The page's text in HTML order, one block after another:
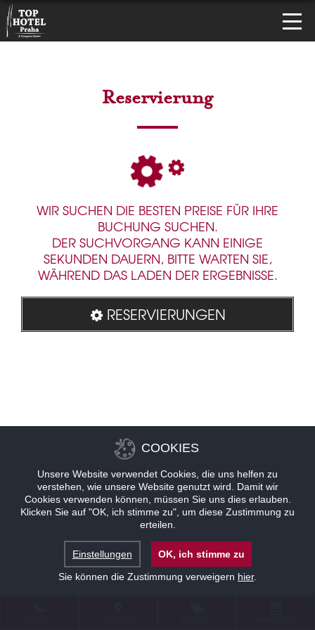
Reservierung
WIR SUCHEN DIE BESTEN PREISE FÜR IHRE
BUCHUNG SUCHEN.
DER SUCHVORGANG KANN EINIGE
SEKUNDEN DAUERN, BITTE WARTEN SIE,
WÄHREND DAS LADEN DER ERGEBNISSE.
RESERVIERUNGEN
COOKIES
Unsere Website verwendet Cookies, die uns helfen zu
verstehen, wie unsere Website genutzt wird. Damit wir
Cookies verwenden können, müssen Sie uns dies erlauben.
Klicken Sie auf "OK, ich stimme zu", um diese Zustimmung zu
erteilen.
Einstellungen
OK, ich stimme zu
Sie können die Zustimmung verweigern hier.